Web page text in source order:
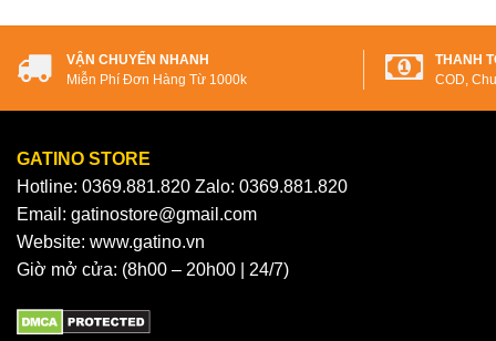
VẬN CHUYỂN NHANH
Miễn Phí Đơn Hàng Từ 1000k
THANH
COD,
GATINO STORE
Hotline: 0369.881.820 Zalo: 0369.881.820
Email: gatinostore@gmail.com
Website: www.gatino.vn
Giờ mở cửa: (8h00 – 20h00 | 24/7)